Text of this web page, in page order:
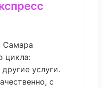
Самара
цикла:
услуги.
с